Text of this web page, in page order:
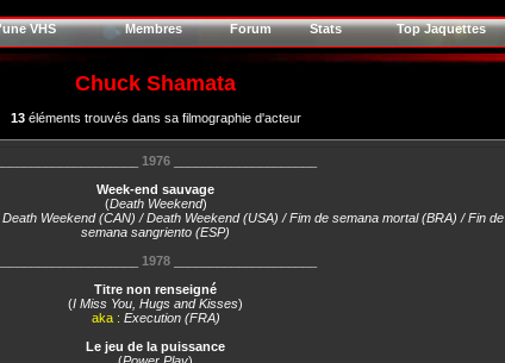
VHS Membres Forum Stats Top Jaquettes
Chuck Shamata
13éléments trouvés dans sa filmographie d'acteur
1976____________________
Week-end sauvage
(Death Weekend)
Weekend (CAN) / Death Weekend (USA) / Fim de semana mortal (BRA) / Fin de
semana sangriento (ESP)
1978____________________
Titre non renseigné
(I Miss You, Hugs and Kisses)
aka : Execution (FRA)
Le jeu de la puissance